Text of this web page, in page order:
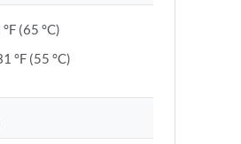
(65 °C)
°F (55 °C)